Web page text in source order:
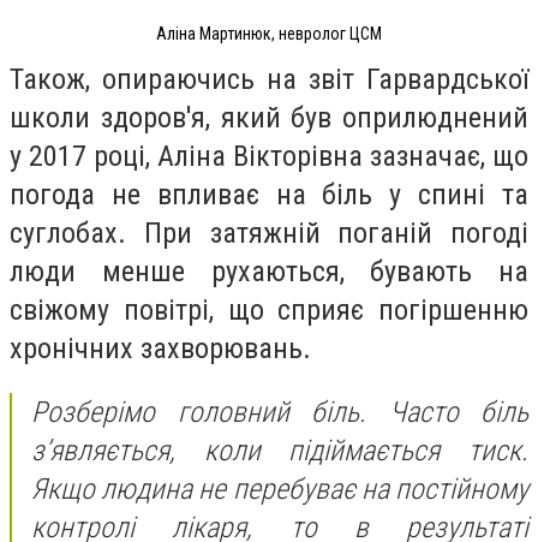
Аліна Мартинюк, невролог ЦСМ
Також, опираючись на звіт Гарвардської
школи здоров'я, який був оприлюднений
у 2017 році, Аліна Вікторівна зазначає, що
погода не впливає на біль у спині та
суглобах. При затяжній поганій погоді
люди менше рухаються, бувають на
свіжому повітрі, що сприяє погіршенню
хронічних захворювань.
Розберімо головний біль. Часто біль
з’являється, коли підіймається тиск.
Якщо людина не перебуває на постійному
контролі лікаря, то в результаті